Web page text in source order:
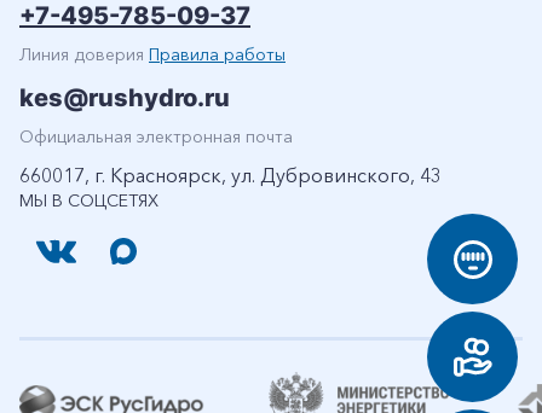
МЫ В СОЦСЕТЯХ
+7-495-785-09-37
Линия доверия Правила работы
kes@rushydro.ru
Официальная электронная почта
660017, г. Красноярск, ул. Дубровинского, 43